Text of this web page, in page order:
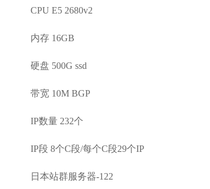
CPU E5 2680v2
内存 16GB
硬盘 500G ssd
带宽 10M BGP
IP数量 232个
IP段 8个C段/每个C段29个IP
日本站群服务器-122